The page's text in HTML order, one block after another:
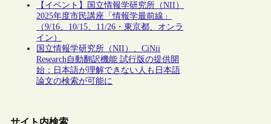
【イベント】国立情報学研究所（NII）
2025年度市民講座「情報学最前線」
（9/16、10/15、11/26・東京都、オンラ
イン）
国立情報学研究所（NII）、CiNii
Research自動翻訳機能 試行版の提供開
始：日本語が理解できない人も日本語
論文の検索が可能に